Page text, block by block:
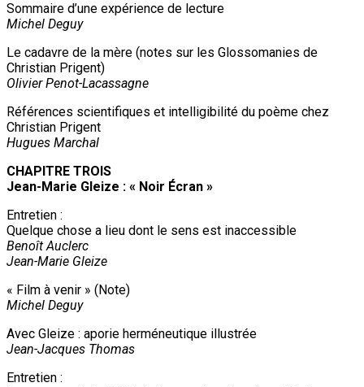
Sommaire d’une expérience de lecture
Michel Deguy
Le cadavre de la mère (notes sur les Glossomanies de
Christian Prigent)
Olivier Penot-Lacassagne
Références scientifiques et intelligibilité du poème chez
Christian Prigent
Hugues Marchal
CHAPITRE TROIS
Jean-Marie Gleize : « Noir Écran »
Entretien :
Quelque chose a lieu dont le sens est inaccessible
Benoît Auclerc
Jean-Marie Gleize
« Film à venir » (Note)
Michel Deguy
Avec Gleize : aporie herméneutique illustrée
Jean-Jacques Thomas
Entretien :